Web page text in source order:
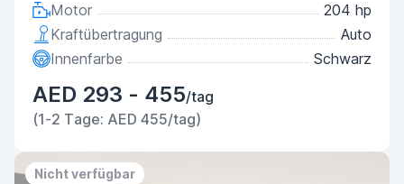
Motor
204 hp
Kraftübertragung
Auto
Innenfarbe
Schwarz
AED 293 - 455/tag
(1-2 Tage: AED 455/tag)
Nicht verfügbar